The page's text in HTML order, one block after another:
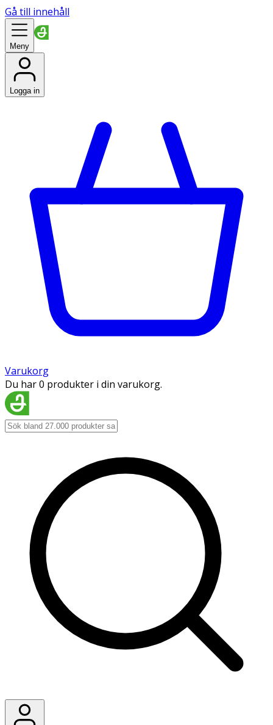
Gå till innehåll
Meny
Logga in
Varukorg
Du har 0 produkter i din varukorg.